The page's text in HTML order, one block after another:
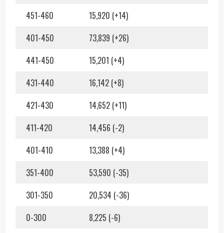
451-460
15,920 (+14)
401-450
73,839 (+26)
441-450
15,201 (+4)
431-440
16,142 (+8)
421-430
14,652 (+11)
411-420
14,456 (-2)
401-410
13,388 (+4)
351-400
53,590 (-35)
301-350
20,534 (-36)
0-300
8,225 (-6)